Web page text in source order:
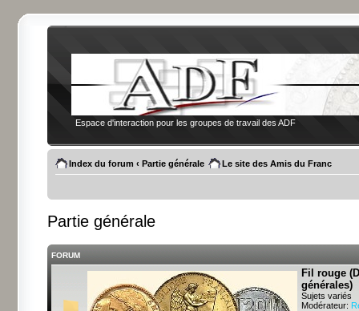
Espace d'interaction pour les groupes de travail des ADF
Index du forum ‹ Partie générale Le site des Amis du Franc
Partie générale
FORUM
Fil rouge
générales)
Sujets variés
Modérateur: